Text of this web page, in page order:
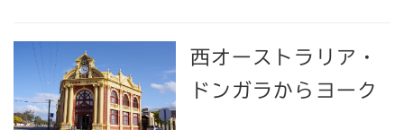
西オーストラリア・
ドンガラからヨーク